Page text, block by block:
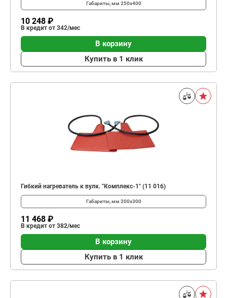
Габариты, мм 250х400
10 248 ₽
В кредит от 342/мес
В корзину
Купить в 1 клик
Гибкий нагреватель к вулк. "Комплекс-1" (11 016)
Габариты, мм 200х300
11 468 ₽
В кредит от 382/мес
В корзину
Купить в 1 клик